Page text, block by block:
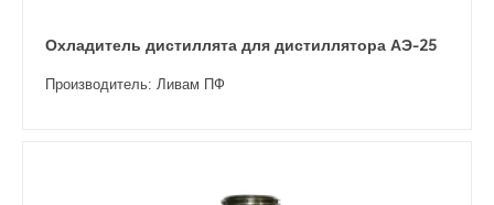
Охладитель дистиллята для дистиллятора АЭ-25
Производитель: Ливам ПФ